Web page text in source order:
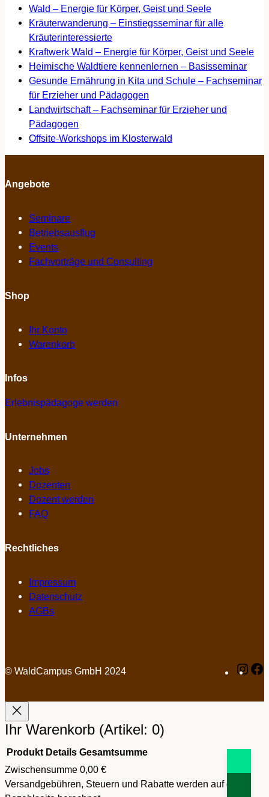
Wald – Energie für Körper, Geist und Seele
Kräuterwanderung – Einstiegsseminar für alle
Kräuterinteressierte
Kraftwerk Wald – Energie für Körper, Geist und Seele
Heimische Waldtiere kennenlernen – Basisseminar
Gesunde Ernährung in Kita und Schule – Fachseminar
für Erzieher und Pädagogen
Landwirtschaft – Fachseminar für Erzieher und
Pädagogen
Offsite-Workshops im Klosterwald
Angebote
Seminare
Betriebsausflug
Events
Fachvorträge und Consulting
Shop
Ihr Konto
Warenkorb
Infos
Erlebnispädagoge werden
Unternehmen
Jobs
Dozenten
Dozent werden
FAQ
Rechtliches
Impressum
Datenschutz
AGBs
© WaldCampus GmbH 2024
Ihr Warenkorb (Artikel: 0)
Produkte
im
Produkt Details Gesamtsumme
Zwischensumme 0,00 €
Versandgebühren, Steuern und Rabatte werden auf der